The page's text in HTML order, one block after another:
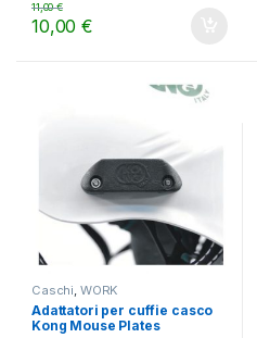
10,00€
11,00€
Caschi, WORK
Adattatori per cuffie casco
Kong Mouse Plates